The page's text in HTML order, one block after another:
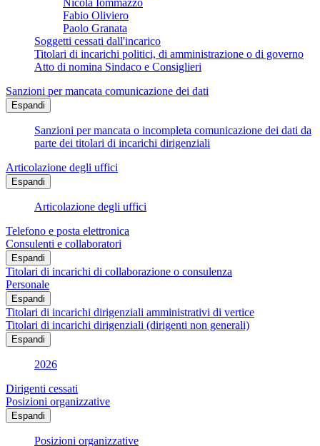
Fabio Oliviero
Paolo Granata
Soggetti cessati dall'incarico
Titolari di incarichi politici, di amministrazione o di governo
Atto di nomina Sindaco e Consiglieri
Sanzioni per mancata comunicazione dei dati
Espandi
Sanzioni per mancata o incompleta comunicazione dei dati da
parte dei titolari di incarichi dirigenziali
Articolazione degli uffici
Espandi
Articolazione degli uffici
Telefono e posta elettronica
Consulenti e collaboratori
Espandi
Titolari di incarichi di collaborazione o consulenza
Personale
Espandi
Titolari di incarichi dirigenziali amministrativi di vertice
Titolari di incarichi dirigenziali (dirigenti non generali)
Espandi
2026
Dirigenti cessati
Posizioni organizzative
Espandi
Posizioni organizzative